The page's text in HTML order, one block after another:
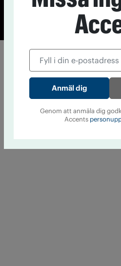
© Tidningen
Cookiepolicy
Genom att anmäla dig
Accents